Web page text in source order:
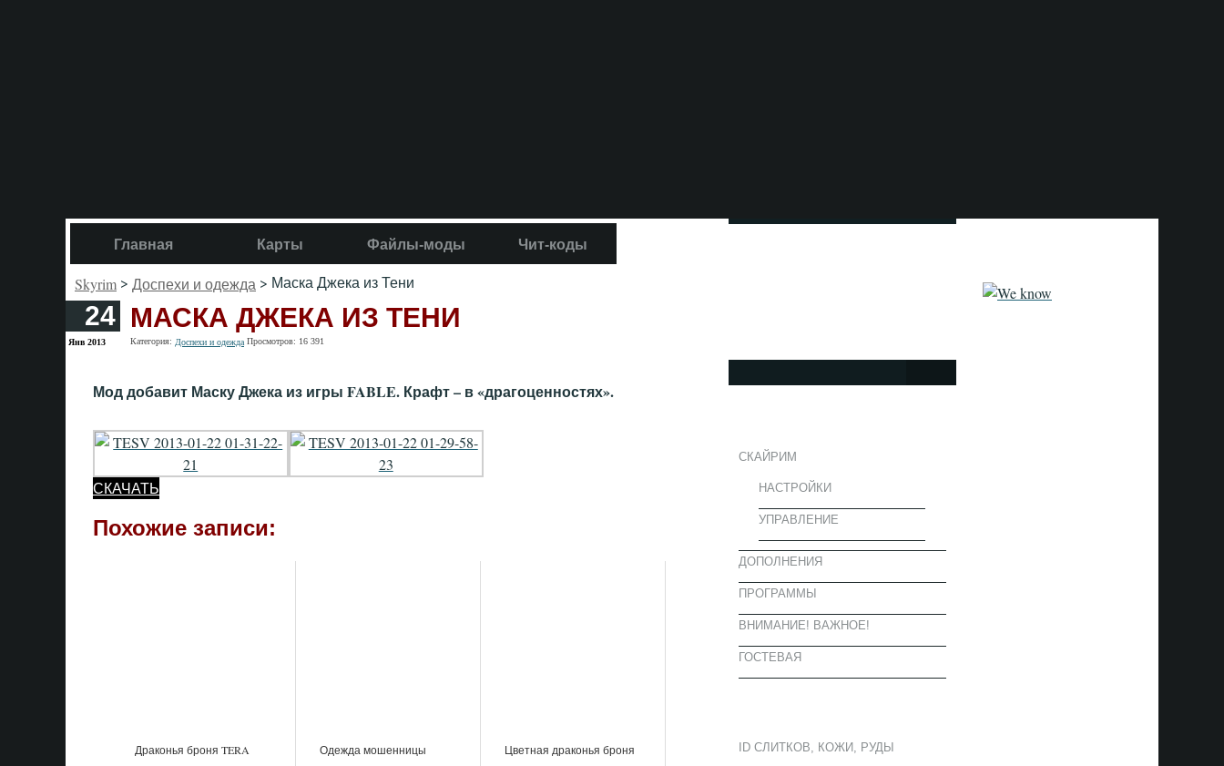
Главная Карты Файлы-моды Чит-коды
Skyrim > Доспехи и одежда > Маска Джека из Тени
24
Янв 2013
МАСКА ДЖЕКА ИЗ ТЕНИ
Категория: Доспехи и одежда Просмотров: 16 391
Мод добавит Маску Джека из игры FABLE. Крафт – в «драгоценностях».
СКАЧАТЬ
Похожие записи:
Драконья броня TERA Одежда мошенницы Цветная драконья броня
СКАЙРИМ
НАСТРОЙКИ
УПРАВЛЕНИЕ
ДОПОЛНЕНИЯ
ПРОГРАММЫ
ВНИМАНИЕ! ВАЖНОЕ!
ГОСТЕВАЯ
ID СЛИТКОВ, КОЖИ, РУДЫ